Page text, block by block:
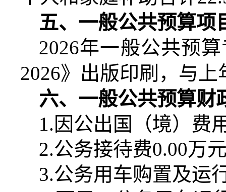
五、一般公共预算项
2026年一般公共预
2026》出版印刷，与上
六、一般公共预算财
1.因公出国（境）费
2.公务接待费0.00万
3.公务用车购置及运